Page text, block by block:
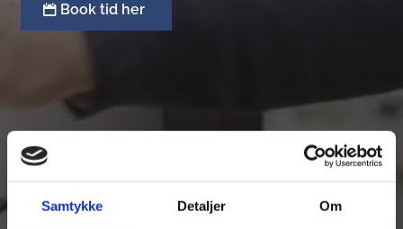
Samtykke Detaljer Om
Book tid her